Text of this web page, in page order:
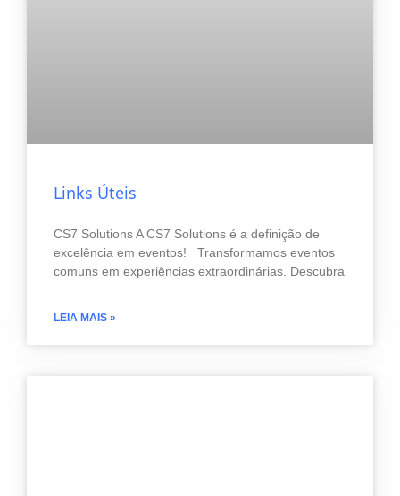
Links Úteis
CS7 Solutions A CS7 Solutions é a definição de
excelência em eventos! Transformamos eventos
comuns em experiências extraordinárias. Descubra
LEIA MAIS »